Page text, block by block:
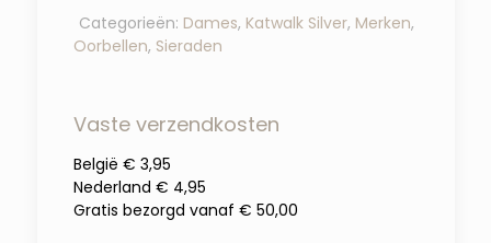
Categorieën: Dames, Katwalk Silver, Merken,
Oorbellen, Sieraden
Vaste verzendkosten
België € 3,95
Nederland € 4,95
Gratis bezorgd vanaf € 50,00